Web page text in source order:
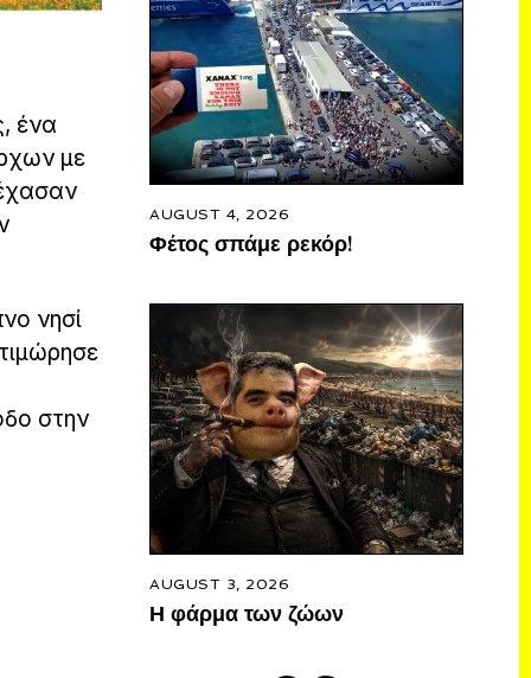
ένα
με
νησί
στην
AUGUST 4, 2026
Φέτος σπάμε ρεκόρ!
AUGUST 3, 2026
Η φάρμα των ζώων